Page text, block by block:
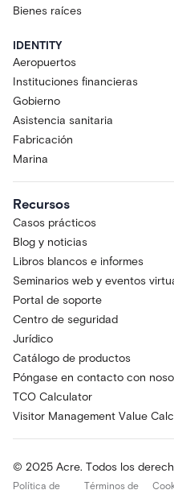
Bienes raíces
IDENTITY
Aeropuertos
Instituciones financieras
Gobierno
Asistencia sanitaria
Fabricación
Marina
Recursos
Casos prácticos
Blog y noticias
Libros blancos e informes
Seminarios web y eventos
Portal de soporte
Centro de seguridad
Jurídico
Catálogo de productos
Póngase en contacto con
TCO Calculator
Visitor Management Value
© 2025 Acre. Todos los
Política de Términos de